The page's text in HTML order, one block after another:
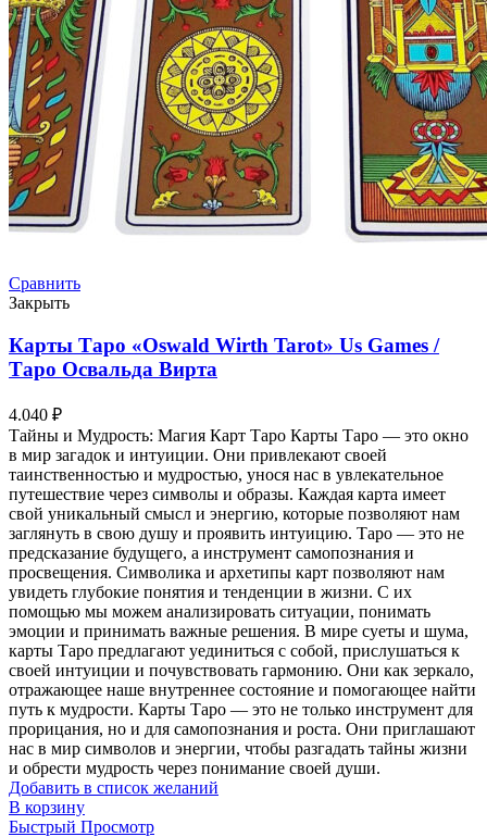
Сравнить
Закрыть
Карты Таро «Oswald Wirth Tarot» Us Games /
Таро Освальда Вирта
4.040 ₽
Тайны и Мудрость: Магия Карт Таро Карты Таро — это окно
в мир загадок и интуиции. Они привлекают своей
таинственностью и мудростью, унося нас в увлекательное
путешествие через символы и образы. Каждая карта имеет
свой уникальный смысл и энергию, которые позволяют нам
заглянуть в свою душу и проявить интуицию. Таро — это не
предсказание будущего, а инструмент самопознания и
просвещения. Символика и архетипы карт позволяют нам
увидеть глубокие понятия и тенденции в жизни. С их
помощью мы можем анализировать ситуации, понимать
эмоции и принимать важные решения. В мире суеты и шума,
карты Таро предлагают уединиться с собой, прислушаться к
своей интуиции и почувствовать гармонию. Они как зеркало,
отражающее наше внутреннее состояние и помогающее найти
путь к мудрости. Карты Таро — это не только инструмент для
прорицания, но и для самопознания и роста. Они приглашают
нас в мир символов и энергии, чтобы разгадать тайны жизни
и обрести мудрость через понимание своей души.
Добавить в список желаний
В корзину
Быстрый Просмотр